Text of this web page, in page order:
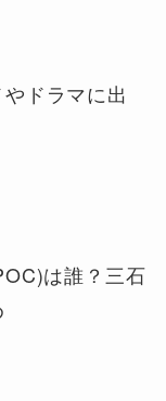
ドラマに出
は誰？三石